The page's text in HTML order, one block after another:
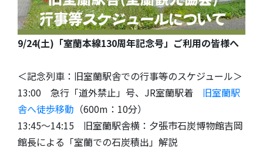
9/24(土)「室蘭本線130周年記念号」ご利用の皆様へ
＜記念列車：旧室蘭駅舎での行事等のスケジュール＞
13:00 急行「道外禁止」号、JR室蘭駅着 旧室蘭駅
舎へ徒歩移動 （600m：10分）
13:45～14:15 旧室蘭駅舎横：夕張市石炭博物館吉岡
館長による「室蘭での石炭積出」解説